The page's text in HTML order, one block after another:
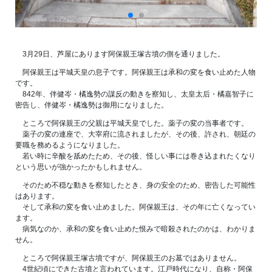
3月29日、芦屋にあります阿保親王塚古墳の側を通りました。
阿保親王は平城天皇の息子です。阿保親王は承和の変を食い止めた人物
です。
842年、伴健岑・橘逸勢の謀反の動きを察知し、太皇太后・橘嘉智子に
密告し、伴健岑・橘逸勢は御用になりました。
ところで阿保親王の父親は平城天皇でした。薬子の変の当事者です。
薬子の変の連座で、大宰府に流されましたが、その後、許され、朝廷の
要職を務めるようになりました。
若い時に辛酸を舐めたため、その後、怪しい事には巻き込まれたくなり
という思いが強かったかもしれません。
そのため不穏な動きを察知したとき、身の安全のため、密告した可能性
はあります。
そして承和の変を食い止めました。阿保親王は、その年に亡くなってい
ます。
病気なのか、承和の変を食い止めた恨みで暗殺されたのかは、わかりま
せん。
ところで阿保親王塚古墳ですが、阿保親王のお墓ではありません。
4世紀頃にできた古墳と言われています。江戸時代になり、自称・阿保